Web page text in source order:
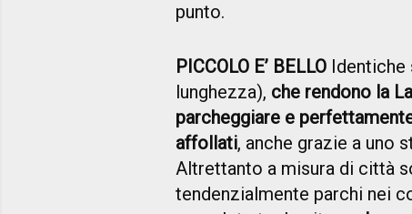
punto.
PICCOLO E’ BELLO Identiche
lunghezza), che rendono la
parcheggiare e
affollati, anche grazie a uno
Altrettanto a misura di città
tendenzialmente parchi nei